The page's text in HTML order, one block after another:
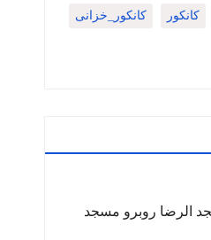
کانکور کانکور_خزانی
الرضا روبرو مسجد